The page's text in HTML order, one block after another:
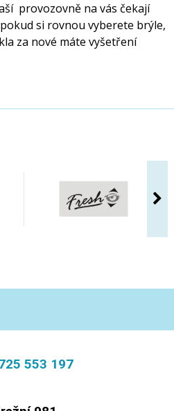
provozovně na vás čekají
pokud si rovnou vyberete brýle,
za nové máte vyšetření
553 197